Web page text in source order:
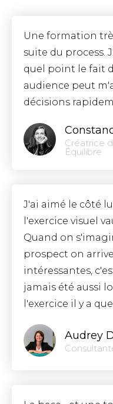
Une formation
suite du process.
quel point le fait
audience peut
décisions
Créatrice
Équilibre
J'ai aimé le côté
l'exercice visuel
Quand on
prospect on
intéressantes,
jamais été aussi
l'exercice il y a
Audrey